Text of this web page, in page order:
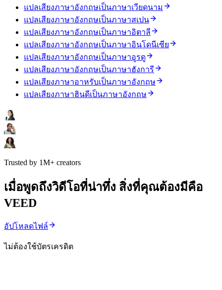
แปลเสียงภาษาอังกฤษเป็นภาษาเวียดนาม
แปลเสียงภาษาอังกฤษเป็นภาษาสเปน
แปลเสียงภาษาอังกฤษเป็นภาษาอิตาลี
แปลเสียงภาษาอังกฤษเป็นภาษาอินโดนีเซีย
แปลเสียงภาษาอังกฤษเป็นภาษาอูรดู
แปลเสียงภาษาอังกฤษเป็นภาษาฮังการี
แปลเสียงภาษาอาหรับเป็นภาษาอังกฤษ
แปลเสียงภาษาฮินดีเป็นภาษาอังกฤษ
Trusted by 1M+ creators
เมื่อพูดถึงวิดีโอที่น่าทึ่ง สิ่งที่คุณต้องมีคือ
VEED
อัปโหลดไฟล์
ไม่ต้องใช้บัตรเครดิต